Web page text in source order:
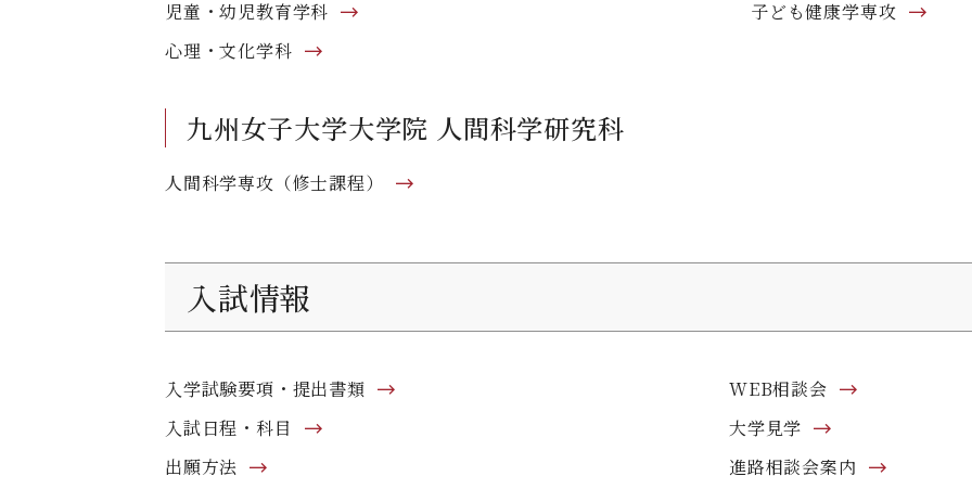
児童・幼児教育学科
心理・文化学科
九州女子大学大学院 人間科学研究科
人間科学専攻（修士課程）
子ども健康学専攻
入試情報
入学試験要項・提出書類
入試日程・科目
出願方法
WEB相談会
大学見学
進路相談会案内